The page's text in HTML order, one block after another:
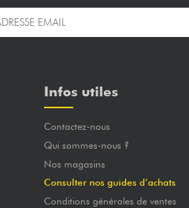
Infos utiles
Contactez-nous
Qui sommes-nous ?
Nos magasins
Consulter nos guides d’achats
Conditions générales de ventes